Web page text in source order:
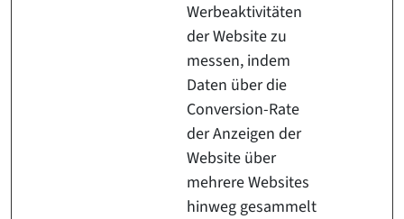
Werbeaktivitäten
der Website zu
messen, indem
Daten über die
Conversion-Rate
der Anzeigen der
Website über
mehrere Websites
hinweg gesammelt